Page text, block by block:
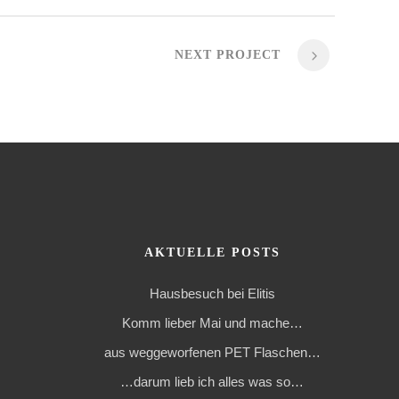
NEXT PROJECT
AKTUELLE POSTS
Hausbesuch bei Elitis
Komm lieber Mai und mache…
aus weggeworfenen PET Flaschen…
…darum lieb ich alles was so…